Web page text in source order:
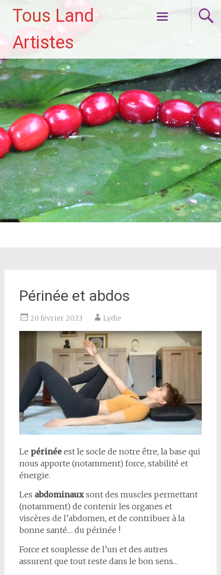
Tous Land
Artistes
contenu
Périnée et abdos
20 février 2023 Lydie
Le périnéeest le socle de notre être, la base qui
nous apporte (notamment) force, stabilité et
énergie.
Les abdominauxsont des muscles permettant
(notamment) de contenir les organes et
viscères de l’abdomen, et de contribuer à la
bonne santé… du périnée !
Force et souplesse de l’un et des autres
assurent que tout reste dans le bon sens…